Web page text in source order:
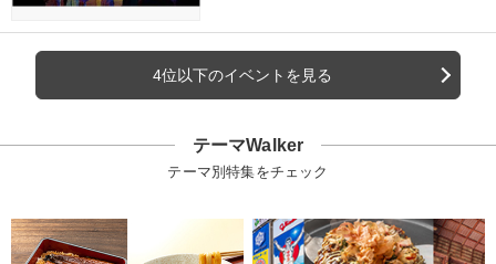
4位以下のイベントを見る
テーマWalker
テーマ別特集をチェック